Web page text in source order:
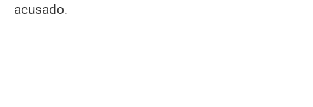
acusado.